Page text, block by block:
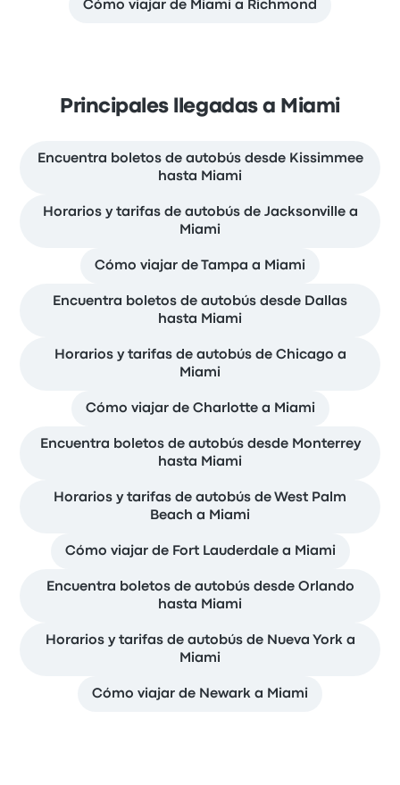
Cómo viajar de Miami a Richmond
Principales llegadas a Miami
Encuentra boletos de autobús desde Kissimmee
hasta Miami
Horarios y tarifas de autobús de Jacksonville a
Miami
Cómo viajar de Tampa a Miami
Encuentra boletos de autobús desde Dallas
hasta Miami
Horarios y tarifas de autobús de Chicago a
Miami
Cómo viajar de Charlotte a Miami
Encuentra boletos de autobús desde Monterrey
hasta Miami
Horarios y tarifas de autobús de West Palm
Beach a Miami
Cómo viajar de Fort Lauderdale a Miami
Encuentra boletos de autobús desde Orlando
hasta Miami
Horarios y tarifas de autobús de Nueva York a
Miami
Cómo viajar de Newark a Miami